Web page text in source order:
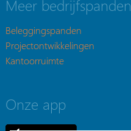
Meer bedrijfspanden
Beleggingspanden
Projectontwikkelingen
Kantoorruimte
Onze app